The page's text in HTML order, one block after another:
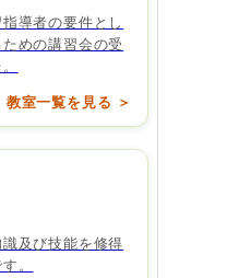
導者の要件とし
めの講習会の受
教室一覧を見る ＞
及び技能を修得
。